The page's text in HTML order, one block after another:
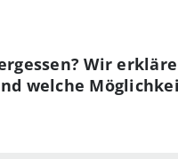
Wir
welche